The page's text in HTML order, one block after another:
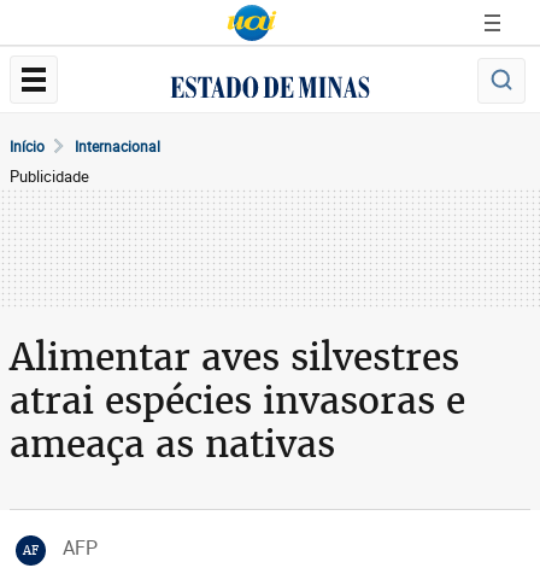
Início Internacional
Publicidade
Alimentar aves silvestres
atrai espécies invasoras e
ameaça as nativas
AF AFP